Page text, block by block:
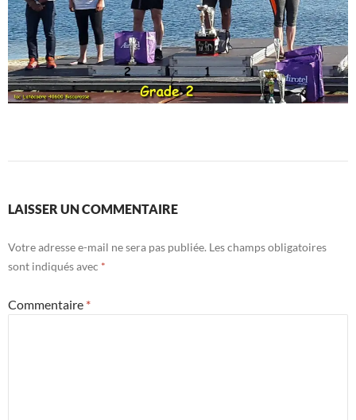
LAISSER UN COMMENTAIRE
Votre adresse e-mail ne sera pas publiée. Les champs obligatoires
sont indiqués avec *
Commentaire *